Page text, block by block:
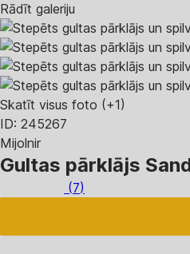
Rādīt galeriju
Skatīt visus foto (+1)
ID: 245267
Mijolnir
Gultas pārklājs
(7)